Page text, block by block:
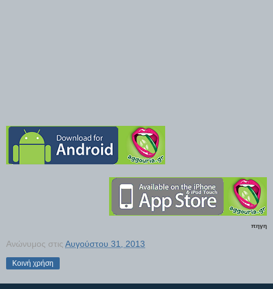
πηγη
Ανώνυμος στις Αυγούστου 31, 2013
Κοινή χρήση